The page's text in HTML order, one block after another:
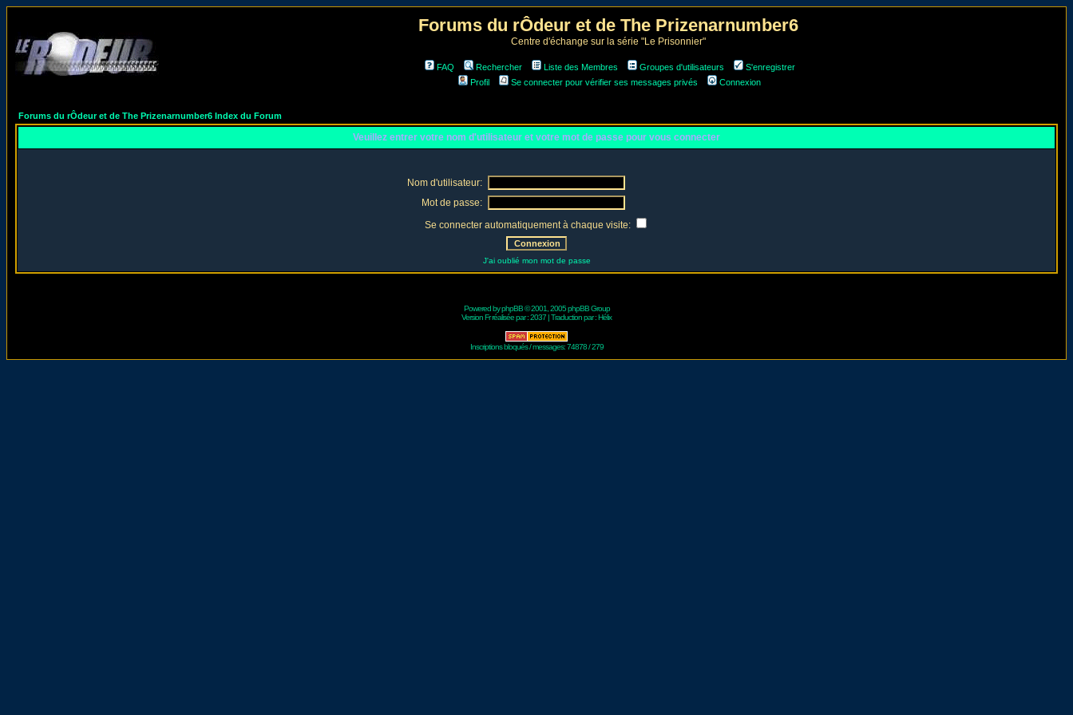
Forums du rÔdeur et de The Prizenarnumber6
Centre d'échange sur la série "Le Prisonnier"
FAQ Rechercher Liste des Membres Groupes d'utilisateurs
S'enregistrer
Profil
Se connecter pour vérifier ses messages privés Connexion
Forums du rÔdeur et de The Prizenarnumber6 Index du Forum
Veuillez entrer votre nom d'utilisateur et votre mot de passe pour vous connecter
Nom d'utilisateur:
Mot de passe:
Se connecter automatiquement à chaque visite:
J'ai oublié mon mot de passe
Powered byphpBB© 2001, 2005 phpBB Group
Version Fr réalisée par :2037 | Traduction par :Hélix
Inscriptions bloqués / messages: 74878 / 279